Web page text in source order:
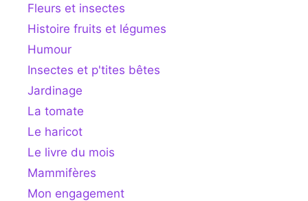
Fleurs et insectes
Histoire fruits et légumes
Humour
Insectes et p'tites bêtes
Jardinage
La tomate
Le haricot
Le livre du mois
Mammifères
Mon engagement